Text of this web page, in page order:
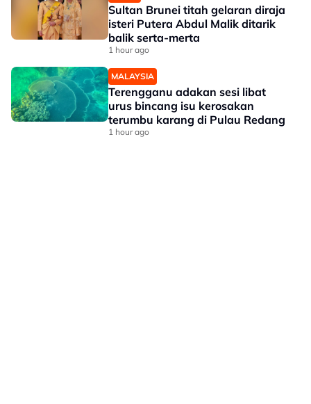
Sultan Brunei titah gelaran diraja
isteri Putera Abdul Malik ditarik
balik serta-merta
1 hour ago
MALAYSIA
Terengganu adakan sesi libat
urus bincang isu kerosakan
terumbu karang di Pulau Redang
1 hour ago